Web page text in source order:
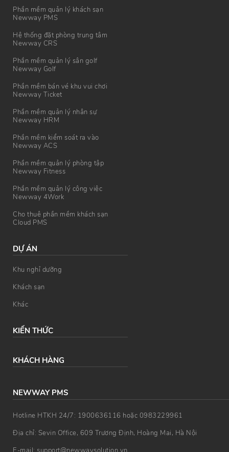
Phần mềm quản lý khách sạn
Newway PMS
Hệ thống đặt phòng trung tâm
Newway CRS
Phần mềm quản lý sân golf
Newway Golf
Phần mềm bán vé khu vui chơi
Newway Ticket
Phần mềm quản lý nhân sự
Newway HRM
Phần mềm kiểm soát ra vào
Newway ACS
Phần mềm quản lý phòng tập
Newway Fitness
Phần mềm quản lý công việc
Newway 4Work
Cho thuê phần mềm khách sạn
Cloud PMS
DỰ ÁN
Khu nghỉ dưỡng
Khách sạn
Khác
KIẾN THỨC
KHÁCH HÀNG
NEWWAY PMS
Hotline HTKH 24/7: 1900636116 hoặc 0983229961
Địa chỉ: Sevin Office, 609 Trương Định, Hoàng Mai, Hà Nội